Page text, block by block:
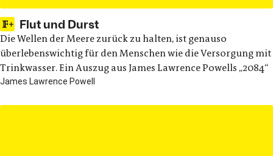
Flut und Durst
Die Wellen der Meere zurück zu halten, ist genauso
überlebenswichtig für den Menschen wie die Versorgung mit
Trinkwasser. Ein Auszug aus James Lawrence Powells „2084“
James Lawrence Powell